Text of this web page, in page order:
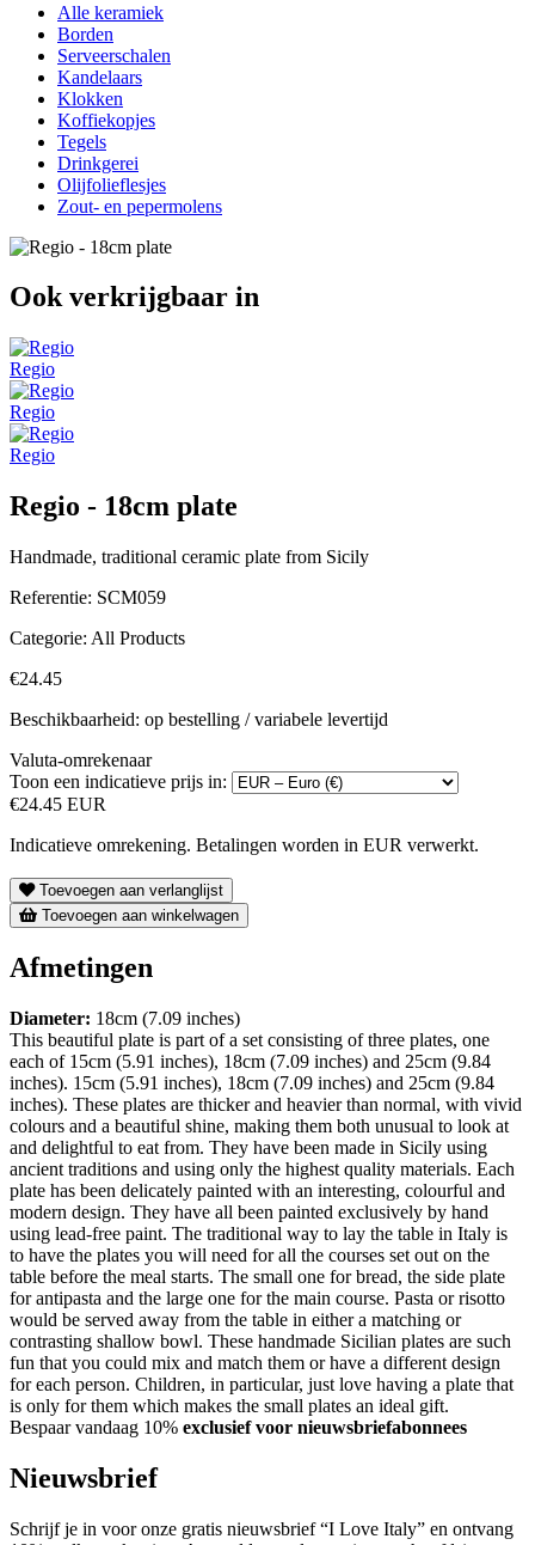
Alle keramiek
Borden
Serveerschalen
Kandelaars
Klokken
Koffiekopjes
Tegels
Drinkgerei
Olijfolieflesjes
Zout- en pepermolens
Ook verkrijgbaar in
Regio
Regio
Regio
Regio - 18cm plate
Handmade, traditional ceramic plate from Sicily
Referentie: SCM059
Categorie: All Products
€24.45
Beschikbaarheid: op bestelling / variabele levertijd
Valuta-omrekenaar
Toon een indicatieve prijs in:
€24.45 EUR
Indicatieve omrekening. Betalingen worden in EUR verwerkt.
Toevoegen aan verlanglijst
Toevoegen aan winkelwagen
Afmetingen
Diameter: 18cm (7.09 inches)
This beautiful plate is part of a set consisting of three plates, one
each of 15cm (5.91 inches), 18cm (7.09 inches) and 25cm (9.84
inches). 15cm (5.91 inches), 18cm (7.09 inches) and 25cm (9.84
inches). These plates are thicker and heavier than normal, with vivid
colours and a beautiful shine, making them both unusual to look at
and delightful to eat from. They have been made in Sicily using
ancient traditions and using only the highest quality materials. Each
plate has been delicately painted with an interesting, colourful and
modern design. They have all been painted exclusively by hand
using lead-free paint. The traditional way to lay the table in Italy is
to have the plates you will need for all the courses set out on the
table before the meal starts. The small one for bread, the side plate
for antipasta and the large one for the main course. Pasta or risotto
would be served away from the table in either a matching or
contrasting shallow bowl. These handmade Sicilian plates are such
fun that you could mix and match them or have a different design
for each person. Children, in particular, just love having a plate that
is only for them which makes the small plates an ideal gift.
Bespaar vandaag 10% exclusief voor nieuwsbriefabonnees
Nieuwsbrief
Schrijf je in voor onze gratis nieuwsbrief “I Love Italy” en ontvang